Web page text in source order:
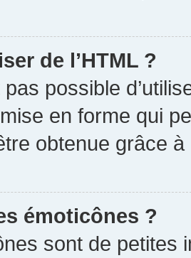
de l’HTML ?
pas possible
en forme qui
obtenue grâce à
émoticônes ?
sont de petites